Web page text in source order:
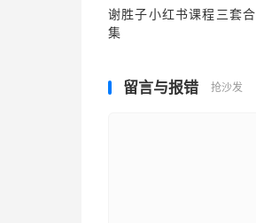
谢胜子小红书课程三套合
集
留言与报错 抢沙发